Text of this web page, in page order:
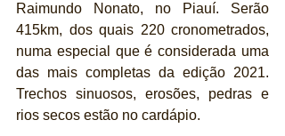
Raimundo Nonato, no Piauí. Serão
415km, dos quais 220 cronometrados,
numa especial que é considerada uma
das mais completas da edição 2021.
Trechos sinuosos, erosões, pedras e
rios secos estão no cardápio.